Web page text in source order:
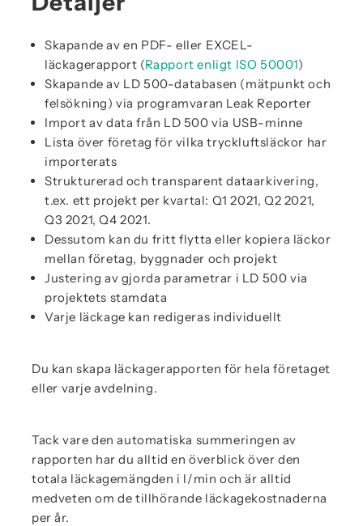
Skapande av en PDF- eller EXCEL-
läckagerapport (Rapport enligt ISO 50001)
Skapande av LD 500-databasen (mätpunkt och
felsökning) via programvaran Leak Reporter
Import av data från LD 500 via USB-minne
Lista över företag för vilka tryckluftsläckor har
importerats
Strukturerad och transparent dataarkivering,
t.ex. ett projekt per kvartal: Q1 2021, Q2 2021,
Q3 2021, Q4 2021.
Dessutom kan du fritt flytta eller kopiera läckor
mellan företag, byggnader och projekt
Justering av gjorda parametrar i LD 500 via
projektets stamdata
Varje läckage kan redigeras individuellt
Du kan skapa läckagerapporten för hela företaget
eller varje avdelning.
Tack vare den automatiska summeringen av
rapporten har du alltid en överblick över den
totala läckagemängden i l/min och är alltid
medveten om de tillhörande läckagekostnaderna
per år.